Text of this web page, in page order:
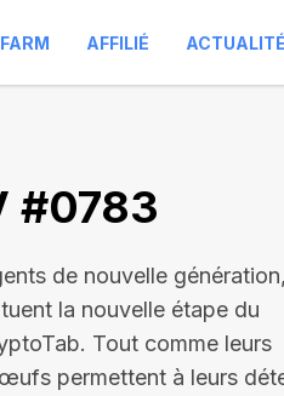
FARM AFFILIÉ
#0783
de nouvelle
la nouvelle étape du
Tout comme leurs
permettent à leurs